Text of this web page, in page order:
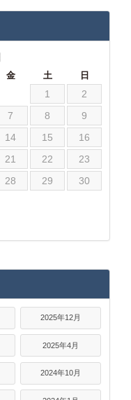
金 土 日
1
2
7 8
9
14 15
16
21 22
23
28 29
30
2025年12月
2025年4月
2024年10月